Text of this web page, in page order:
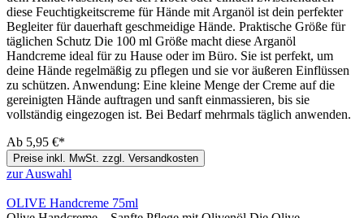
diese Feuchtigkeitscreme für Hände mit Arganöl ist dein perfekter
Begleiter für dauerhaft geschmeidige Hände. Praktische Größe für
täglichen Schutz Die 100 ml Größe macht diese Arganöl
Handcreme ideal für zu Hause oder im Büro. Sie ist perfekt, um
deine Hände regelmäßig zu pflegen und sie vor äußeren Einflüssen
zu schützen. Anwendung: Eine kleine Menge der Creme auf die
gereinigten Hände auftragen und sanft einmassieren, bis sie
vollständig eingezogen ist. Bei Bedarf mehrmals täglich anwenden.
Ab 5,95 €*
Preise inkl. MwSt. zzgl. Versandkosten
zur Auswahl
OLIVE Handcreme 75ml